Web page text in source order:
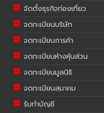
จัดตั้งธุรกิจท่องเที่ยว
จดทะเบียนบริษัท
จดทะเบียนการค้า
จดทะเบียนห้างหุ้นส่วน
จดทะเบียนมูลนิธิ
จดทะเบียนสมาคม
รับทำบัญชี